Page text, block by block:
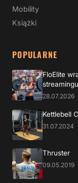
Mobility
Książki
POPULARNE
FloElite
streamingu
28.07.2026
Kettlebell
31.07.2024
Thruster
09.05.2019